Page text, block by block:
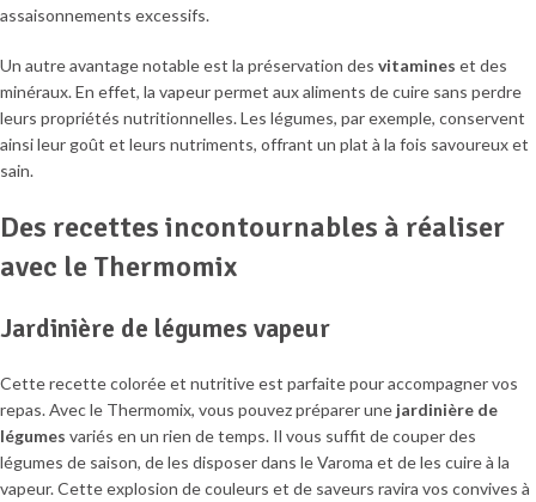
assaisonnements excessifs.
Un autre avantage notable est la préservation des vitamines et des
minéraux. En effet, la vapeur permet aux aliments de cuire sans perdre
leurs propriétés nutritionnelles. Les légumes, par exemple, conservent
ainsi leur goût et leurs nutriments, offrant un plat à la fois savoureux et
sain.
Des recettes incontournables à réaliser
avec le Thermomix
Jardinière de légumes vapeur
Cette recette colorée et nutritive est parfaite pour accompagner vos
repas. Avec le Thermomix, vous pouvez préparer une jardinière de
légumes variés en un rien de temps. Il vous suffit de couper des
légumes de saison, de les disposer dans le Varoma et de les cuire à la
vapeur. Cette explosion de couleurs et de saveurs ravira vos convives à